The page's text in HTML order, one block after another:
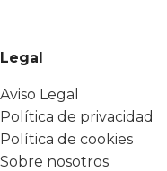
Legal
Aviso Legal
Política de privacidad
Política de cookies
Sobre nosotros